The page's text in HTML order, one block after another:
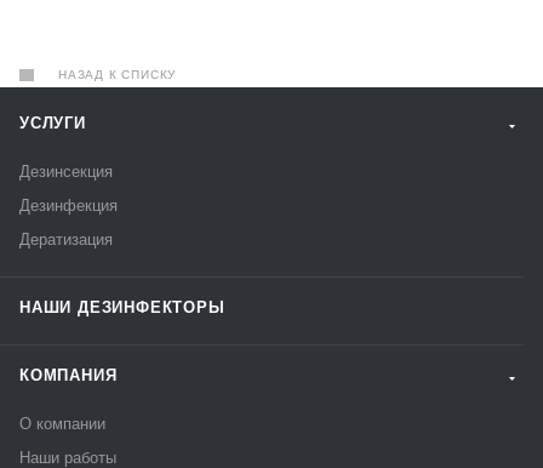
НАЗАД К СПИСКУ
УСЛУГИ
Дезинсекция
Дезинфекция
Дератизация
НАШИ ДЕЗИНФЕКТОРЫ
КОМПАНИЯ
О компании
Наши работы